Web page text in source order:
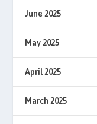
June 2025
May 2025
April 2025
March 2025